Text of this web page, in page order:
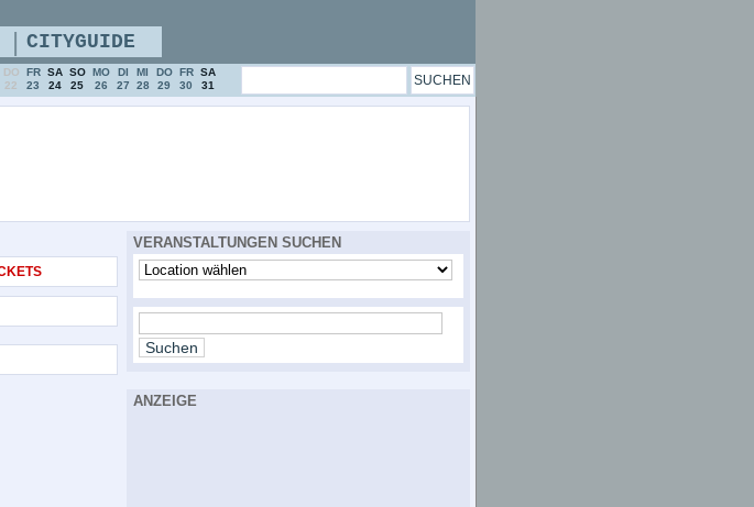
VERANSTALTUNGEN SUCHEN
ANZEIGE
| CITYGUIDE
DO
22
FR
23
SA
24
SO
25
MO
26
DI
27
MI
28
DO
29
FR
30
SA
31